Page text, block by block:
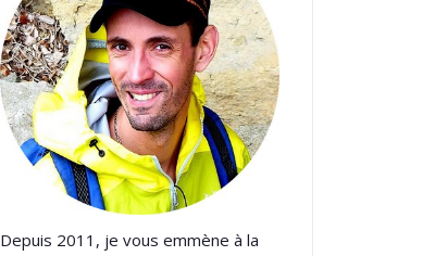
Depuis 2011, je vous emmène à la